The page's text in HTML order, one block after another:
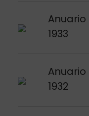
Anuario
1933
Argitalpena
Anuario
1932
Argitalpena